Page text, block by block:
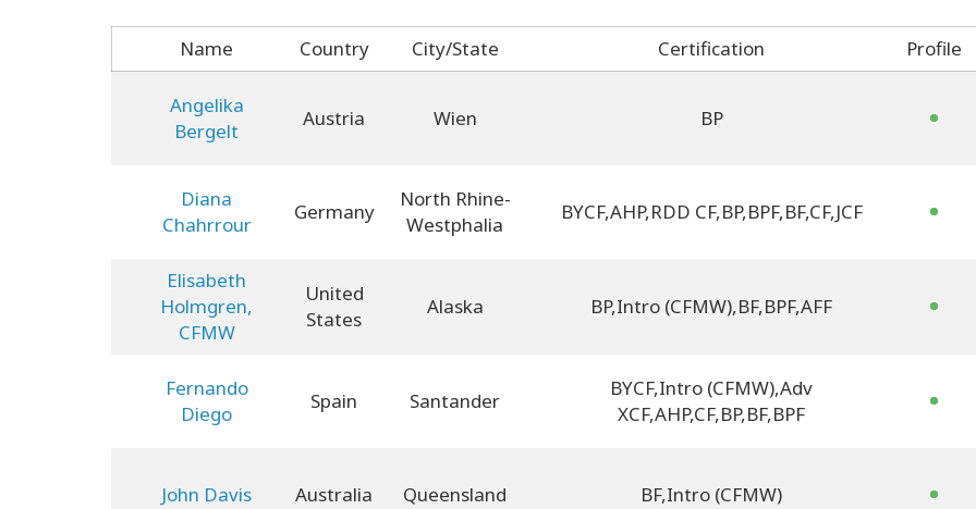
Name Country City/State Certification Profile
Angelika
Bergelt
Austria Wien BP
Diana
Chahrrour
Germany
North Rhine-
Westphalia
BYCF,AHP,RDD CF,BP,BPF,BF,CF,JCF
Elisabeth
Holmgren,
CFMW
United
States
Alaska BP,Intro (CFMW),BF,BPF,AFF
Fernando
Diego
Spain Santander
BYCF,Intro (CFMW),Adv
XCF,AHP,CF,BP,BF,BPF
John Davis Australia Queensland BF,Intro (CFMW)